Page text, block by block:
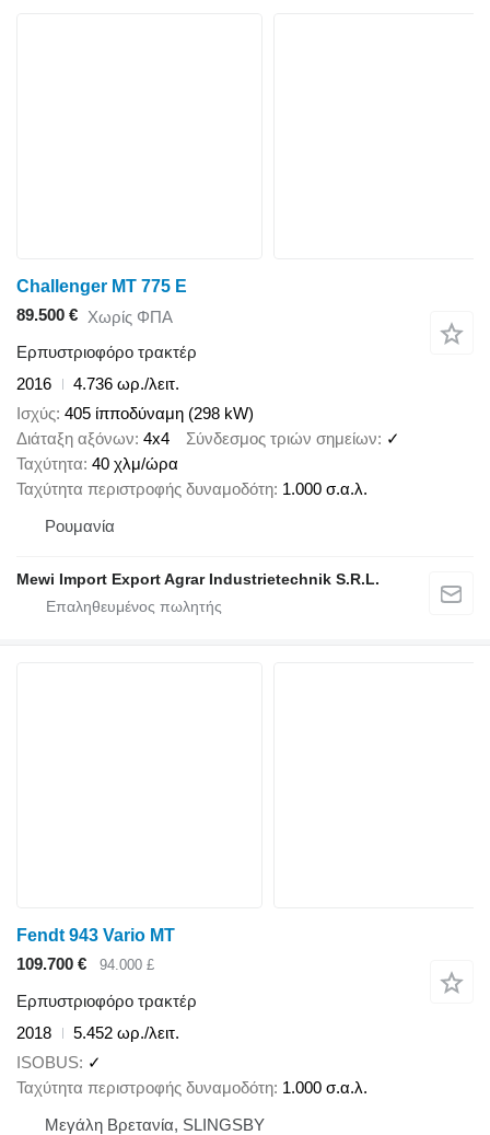
Challenger MT 775 E
89.500 € Χωρίς ΦΠΑ
Ερπυστριοφόρο τρακτέρ
2016
4.736 ωρ./λειτ.
Ισχύς 405 ίπποδύναμη (298 kW)
Διάταξη αξόνων 4x4 Σύνδεσμος τριών σημείων
✓
Ταχύτητα 40 χλμ/ώρα
Ταχύτητα περιστροφής δυναμοδότη 1.000 σ.α.λ.
Ρουμανία
Mewi Import Export Agrar Industrietechnik S.R.L.
Fendt 943 Vario MT
109.700 €
94.000 £
Ερπυστριοφόρο τρακτέρ
2018
5.452 ωρ./λειτ.
ISOBUS ✓
Ταχύτητα περιστροφής δυναμοδότη 1.000 σ.α.λ.
Μεγάλη Βρετανία, SLINGSBY